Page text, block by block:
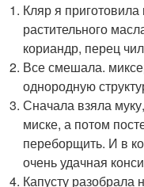
Кляр я приготовила
растительного
кориандр, перец
Все смешала.
однородную
Сначала взяла
миске, а потом
переборщить. И в
очень удачная
Капусту разобрала